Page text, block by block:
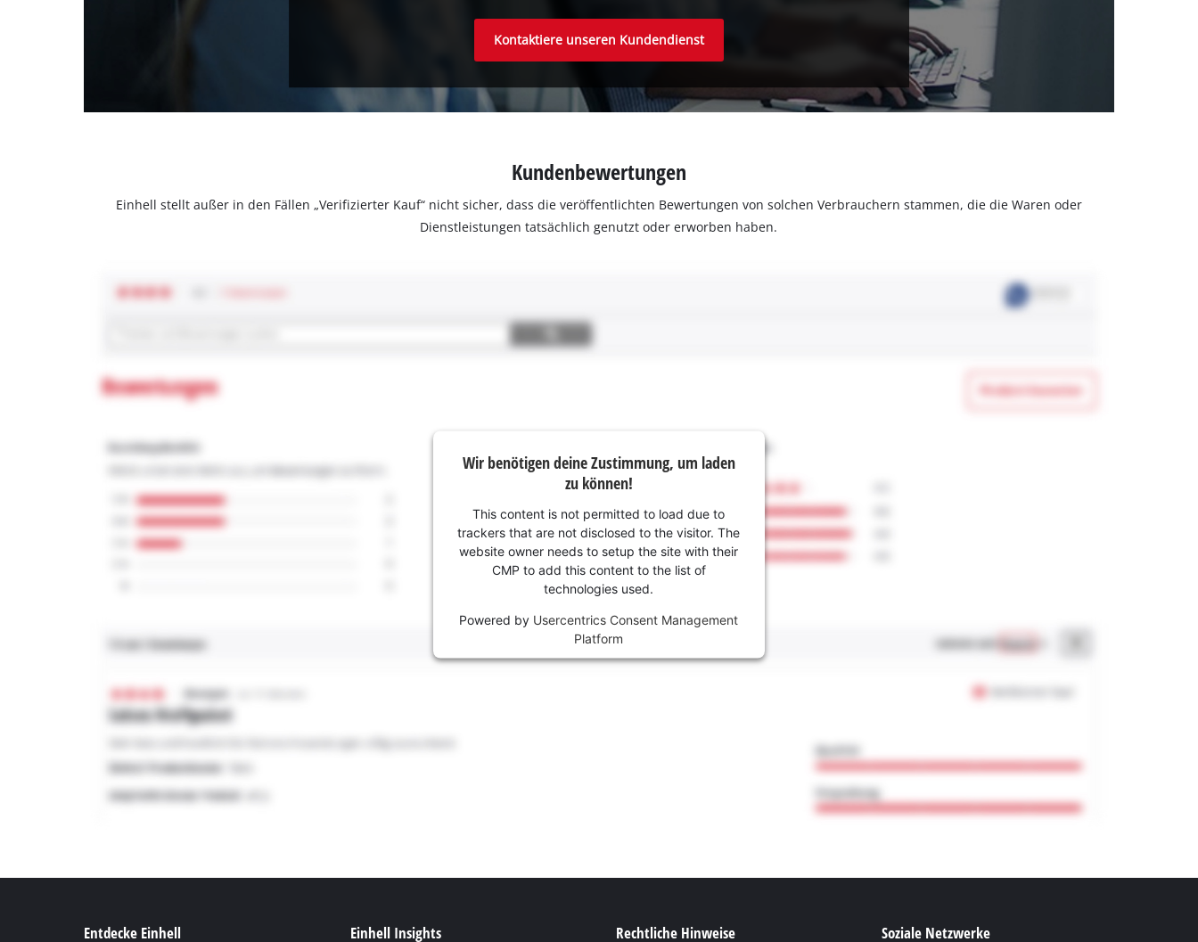
Kontaktiere unseren Kundendienst
Kundenbewertungen
Einhell stellt außer in den Fällen „Verifizierter Kauf“ nicht sicher, dass die veröffentlichten Bewertungen von solchen Verbrauchern stammen, die die Waren oder
Dienstleistungen tatsächlich genutzt oder erworben haben.
Wir benötigen deine Zustimmung, um laden
zu können!
This content is not permitted to load due to
trackers that are not disclosed to the visitor. The
website owner needs to setup the site with their
CMP to add this content to the list of
technologies used.
Powered by Usercentrics Consent Management
Platform
Entdecke Einhell Einhell Insights Rechtliche Hinweise Soziale Netzwerke